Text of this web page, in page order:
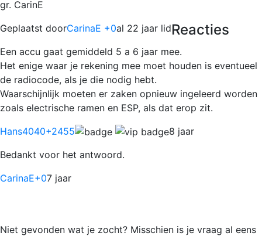
gr. CarinE
Geplaatst doorCarinaE +0al 22 jaar lidReacties
Een accu gaat gemiddeld 5 a 6 jaar mee.
Het enige waar je rekening mee moet houden is eventueel
de radiocode, als je die nodig hebt.
Waarschijnlijk moeten er zaken opnieuw ingeleerd worden
zoals electrische ramen en ESP, als dat erop zit.
Hans4040+2455
8 jaar
Bedankt voor het antwoord.
CarinaE+07 jaar
Niet gevonden wat je zocht? Misschien is je vraag al eens